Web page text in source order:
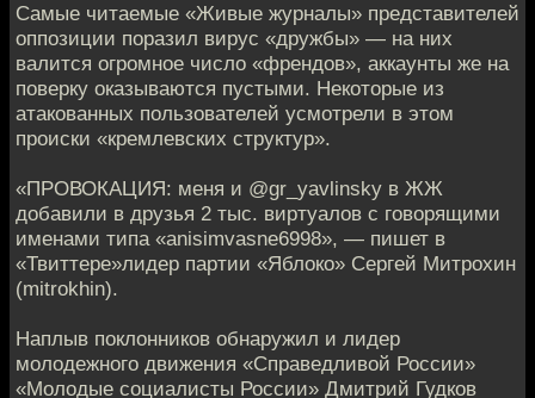
Самые читаемые «Живые журналы» представителей
оппозиции поразил вирус «дружбы» — на них
валится огромное число «френдов», аккаунты же на
поверку оказываются пустыми. Некоторые из
атакованных пользователей усмотрели в этом
происки «кремлевских структур».
«ПРОВОКАЦИЯ: меня и @gr_yavlinsky в ЖЖ
добавили в друзья 2 тыс. виртуалов с говорящими
именами типа «anisimvasne6998», — пишет в
«Твиттере»лидер партии «Яблоко» Сергей Митрохин
(mitrokhin).
Наплыв поклонников обнаружил и лидер
молодежного движения «Справедливой России»
«Молодые социалисты России» Дмитрий Гудков